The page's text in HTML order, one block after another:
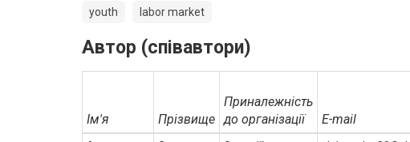
youth labor market
Автор (співавтори)
Ім'я Прізвище
Приналежність
до організації
E-mail